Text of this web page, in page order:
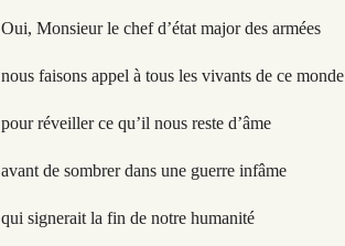
Oui, Monsieur le chef d’état major des armées
nous faisons appel à tous les vivants de ce monde
pour réveiller ce qu’il nous reste d’âme
avant de sombrer dans une guerre infâme
qui signerait la fin de notre humanité